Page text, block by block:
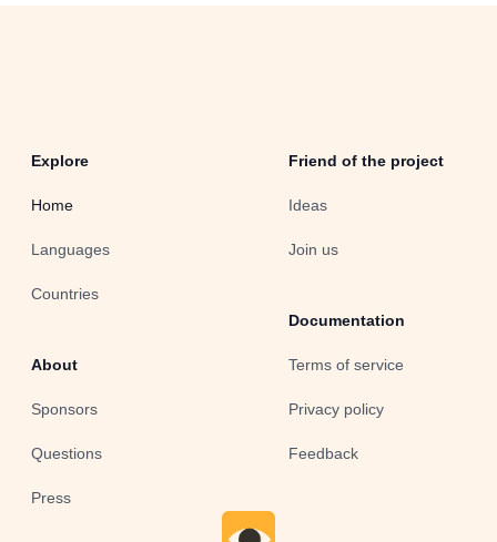
Explore
Home
Languages
Countries
About
Sponsors
Questions
Press
Friend of the project
Ideas
Join us
Documentation
Terms of service
Privacy policy
Feedback